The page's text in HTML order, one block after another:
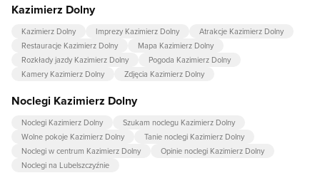
Kazimierz Dolny
Kazimierz Dolny Imprezy Kazimierz Dolny
Atrakcje Kazimierz Dolny
Restauracje Kazimierz Dolny
Mapa Kazimierz Dolny
Rozkłady jazdy Kazimierz Dolny
Pogoda Kazimierz Dolny
Kamery Kazimierz Dolny
Zdjęcia Kazimierz Dolny
Noclegi Kazimierz Dolny
Noclegi Kazimierz Dolny
Szukam noclegu Kazimierz Dolny
Wolne pokoje Kazimierz Dolny
Tanie noclegi Kazimierz Dolny
Noclegi w centrum Kazimierz Dolny
Opinie noclegi Kazimierz Dolny
Noclegi na Lubelszczyźnie